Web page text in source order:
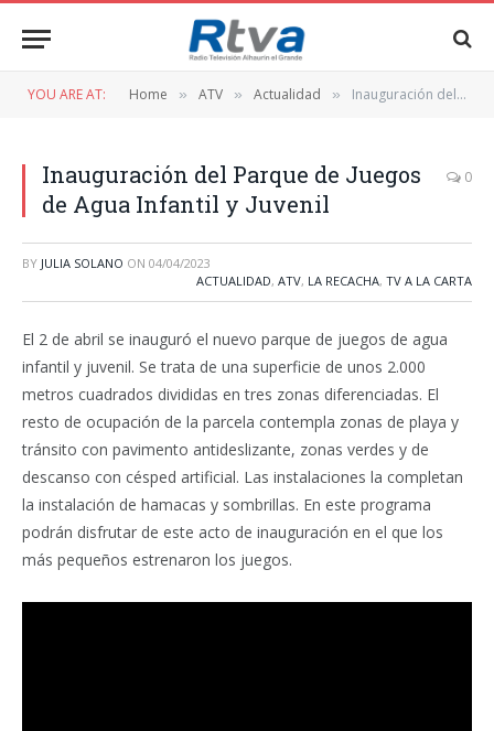
YOU ARE AT: Home » ATV » Actualidad » Inauguración del Parque de Juegos de Agua Infantil y Juvenil
Inauguración del Parque de Juegos
de Agua Infantil y Juvenil
0
BY JULIA SOLANO ON 04/04/2023
ACTUALIDAD, ATV, LA RECACHA, TV A LA CARTA
El 2 de abril se inauguró el nuevo parque de juegos de agua
infantil y juvenil. Se trata de una superficie de unos 2.000
metros cuadrados divididas en tres zonas diferenciadas. El
resto de ocupación de la parcela contempla zonas de playa y
tránsito con pavimento antideslizante, zonas verdes y de
descanso con césped artificial. Las instalaciones la completan
la instalación de hamacas y sombrillas. En este programa
podrán disfrutar de este acto de inauguración en el que los
más pequeños estrenaron los juegos.